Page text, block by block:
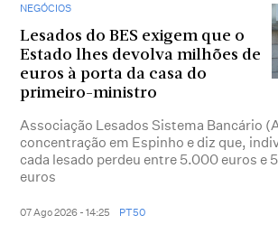
NEGÓCIOS
Lesados do BES exigem que o
Estado lhes devolva milhões de
euros à porta da casa do
primeiro-ministro
Associação Lesados Sistema Bancário
concentração em Espinho e diz que,
cada lesado perdeu entre 5.000 euros e
euros
07 Ago 2026 - 14:25 PT50